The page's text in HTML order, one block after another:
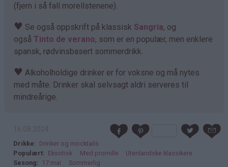
(fjern i så fall morellstenene).
♥ Se også oppskrift på klassisk Sangria, og
også Tinto de verano, som er en populær, men enklere
spansk, rødvinsbasert sommerdrikk.
♥ Alkoholholdige drinker er for voksne og må nytes
med måte. Drinker skal selvsagt aldri serveres til
mindreårige.
Drikke
Drinker og mocktails
Populært
Eksotisk Med promille
Utenlandske klassikere
Sesong
17.mai
Sommerlig